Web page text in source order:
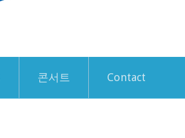
콘서트 Contact